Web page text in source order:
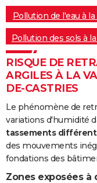
Pollution de l'eau à
Pollution des sols à
RISQUE DE
ARGILES À LA
DE-CASTRIES
Le phénomène de
variations d'humidité
tassements
des mouvements
fondations des
Zones exposées à